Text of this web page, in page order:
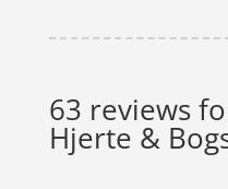
63 reviews
Hjerte &